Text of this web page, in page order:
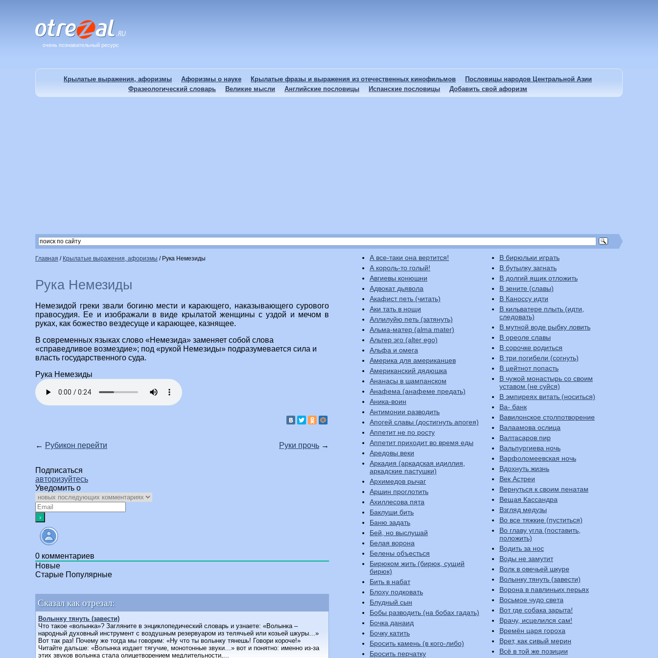
очень познавательный ресурс
Крылатые выражения, афоризмы Афоризмы о науке Крылатые фразы и выражения из отечественных кинофильмов
Пословицы народов Центральной Азии
Фразеологический словарь
Великие мысли Английские пословицы Испанские пословицы Добавить свой афоризм
Главная / Крылатые выражения, афоризмы / Рука Немезиды
Рука Немезиды
Немезидой греки звали богиню мести и карающего, наказывающего сурового
правосудия. Ее и изображали в виде крылатой женщины с уздой и мечом в
руках, как божество вездесуще и карающее, казнящее.
В современных языках слово «Немезида» заменяет собой слова
«справедливое возмездие»; под «рукой Немезиды» подразумевается сила и
власть государственного суда.
Рука Немезиды
← Рубикон перейти Руки прочь →
Подписаться
авторизуйтесь
Уведомить о
0 комментариев
Новые
Старые Популярные
Сказал как отрезал:
Волынку тянуть (завести)
Что такое «волынка»? Загляните в энциклопедический словарь и узнаете: «Волынка –
народный духовный инструмент с воздушным резервуаром из телячьей или козьей шкуры…»
Вот так раз! Почему же тогда мы говорим: «Ну что ты волынку тянешь! Говори короче!»
Читайте дальше: «Волынка издает тягучие, монотонные звуки…» вот и понятно: именно из-за
этих звуков волынка стала олицетворением медлительности,...
А все-таки она вертится!
А король-то голый!
Авгиевы конюшни
Адвокат дьявола
Акафист петь (читать)
Аки тать в нощи
Аллилуйю петь (затянуть)
Альма-матер (alma mater)
Альтер эго (alter ego)
Альфа и омега
Америка для американцев
Американский дядюшка
Ананасы в шампанском
Анафема (анафеме предать)
Аника-воин
Антимонии разводить
Апогей славы (достигнуть апогея)
Аппетит не по росту
Аппетит приходит во время еды
Аредовы веки
Аркадия (аркадская идиллия,
аркадские пастушки)
Архимедов рычаг
Аршин проглотить
Ахиллесова пята
Баклуши бить
Баню задать
Бей, но выслушай
Белая ворона
Белены объесться
Бирюком жить (бирюк, сущий
бирюк)
Бить в набат
Блоху подковать
Блудный сын
Бобы разводить (на бобах гадать)
Бочка данаид
Бочку катить
Бросить камень (в кого-либо)
Бросить перчатку
В бирюльки играть
В бутылку загнать
В долгий ящик отложить
В зените (славы)
В Каноссу идти
В кильватере плыть (идти,
следовать)
В мутной воде рыбку ловить
В ореоле славы
В сорочке родиться
В три погибели (согнуть)
В цейтнот попасть
В чужой монастырь со своим
уставом (не суйся)
В эмпиреях витать (носиться)
Ва- банк
Вавилонское столпотворение
Валаамова ослица
Валтасаров пир
Вальпургиева ночь
Варфоломеевская ночь
Вдохнуть жизнь
Век Астреи
Вернуться к своим пенатам
Вещая Кассандра
Взгляд медузы
Во все тяжкие (пуститься)
Во главу угла (поставить,
положить)
Водить за нос
Воды не замутит
Волк в овечьей шкуре
Волынку тянуть (завести)
Ворона в павлиньих перьях
Восьмое чудо света
Вот где собака зарыта!
Врачу, исцелился сам!
Времён царя гороха
Врет, как сивый мерин
Всё в той же позиции